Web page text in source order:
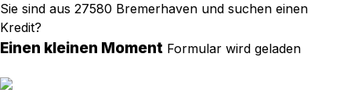
Sie sind aus 27580 Bremerhaven und suchen einen
Kredit?
Einen kleinen Moment Formular wird geladen